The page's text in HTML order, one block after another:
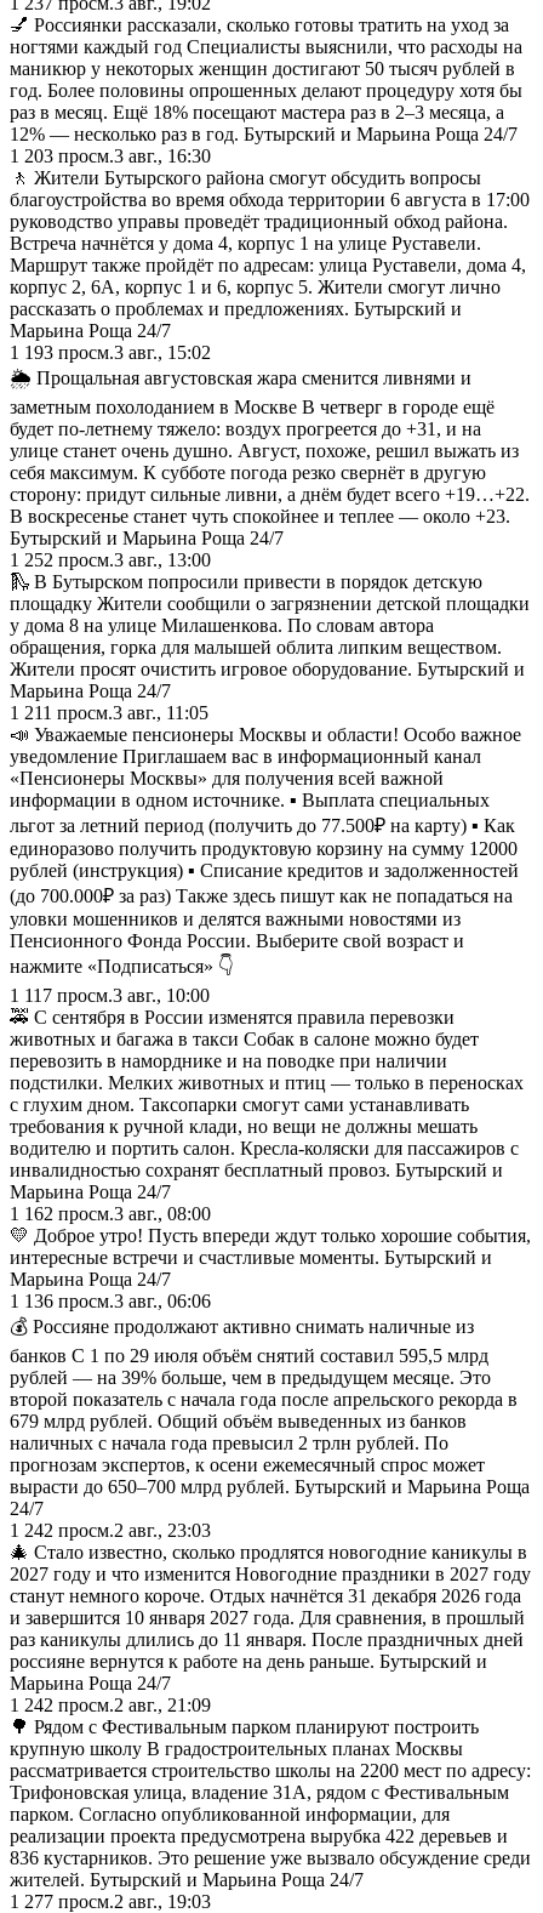
💅 Россиянки рассказали, сколько готовы тратить на уход за
ногтями каждый год Специалисты выяснили, что расходы на
маникюр у некоторых женщин достигают 50 тысяч рублей в
год. Более половины опрошенных делают процедуру хотя бы
раз в месяц. Ещё 18% посещают мастера раз в 2–3 месяца, а
12% — несколько раз в год. Бутырский и Марьина Роща 24/7
1 203 просм.3 авг., 16:30
🚶 Жители Бутырского района смогут обсудить вопросы
благоустройства во время обхода территории 6 августа в 17:00
руководство управы проведёт традиционный обход района.
Встреча начнётся у дома 4, корпус 1 на улице Руставели.
Маршрут также пройдёт по адресам: улица Руставели, дома 4,
корпус 2, 6А, корпус 1 и 6, корпус 5. Жители смогут лично
рассказать о проблемах и предложениях. Бутырский и
Марьина Роща 24/7
1 193 просм.3 авг., 15:02
🌦 Прощальная августовская жара сменится ливнями и
заметным похолоданием в Москве В четверг в городе ещё
будет по-летнему тяжело: воздух прогреется до +31, и на
улице станет очень душно. Август, похоже, решил выжать из
себя максимум. К субботе погода резко свернёт в другую
сторону: придут сильные ливни, а днём будет всего +19…+22.
В воскресенье станет чуть спокойнее и теплее — около +23.
Бутырский и Марьина Роща 24/7
1 252 просм.3 авг., 13:00
🛝 В Бутырском попросили привести в порядок детскую
площадку Жители сообщили о загрязнении детской площадки
у дома 8 на улице Милашенкова. По словам автора
обращения, горка для малышей облита липким веществом.
Жители просят очистить игровое оборудование. Бутырский и
Марьина Роща 24/7
1 211 просм.3 авг., 11:05
📣 Уважаемые пенсионеры Москвы и области! Особо важное
уведомление Приглашаем вас в информационный канал
«Пенсионеры Москвы» для получения всей важной
информации в одном источнике. ▪️ Выплата специальных
льгот за летний период (получить до 77.500₽ на карту) ▪️ Как
единоразово получить продуктовую корзину на сумму 12000
рублей (инструкция) ▪️ Списание кредитов и задолженностей
(до 700.000₽ за раз) Также здесь пишут как не попадаться на
уловки мошенников и делятся важными новостями из
Пенсионного Фонда России. Выберите свой возраст и
нажмите «Подписаться» 👇
1 117 просм.3 авг., 10:00
🚕 С сентября в России изменятся правила перевозки
животных и багажа в такси Собак в салоне можно будет
перевозить в наморднике и на поводке при наличии
подстилки. Мелких животных и птиц — только в переносках
с глухим дном. Таксопарки смогут сами устанавливать
требования к ручной клади, но вещи не должны мешать
водителю и портить салон. Кресла-коляски для пассажиров с
инвалидностью сохранят бесплатный провоз. Бутырский и
Марьина Роща 24/7
1 162 просм.3 авг., 08:00
💛 Доброе утро! Пусть впереди ждут только хорошие события,
интересные встречи и счастливые моменты. Бутырский и
Марьина Роща 24/7
1 136 просм.3 авг., 06:06
💰 Россияне продолжают активно снимать наличные из
банков С 1 по 29 июля объём снятий составил 595,5 млрд
рублей — на 39% больше, чем в предыдущем месяце. Это
второй показатель с начала года после апрельского рекорда в
679 млрд рублей. Общий объём выведенных из банков
наличных с начала года превысил 2 трлн рублей. По
прогнозам экспертов, к осени ежемесячный спрос может
вырасти до 650–700 млрд рублей. Бутырский и Марьина Роща
24/7
1 242 просм.2 авг., 23:03
🎄 Стало известно, сколько продлятся новогодние каникулы в
2027 году и что изменится Новогодние праздники в 2027 году
станут немного короче. Отдых начнётся 31 декабря 2026 года
и завершится 10 января 2027 года. Для сравнения, в прошлый
раз каникулы длились до 11 января. После праздничных дней
россияне вернутся к работе на день раньше. Бутырский и
Марьина Роща 24/7
1 242 просм.2 авг., 21:09
🌳 Рядом с Фестивальным парком планируют построить
крупную школу В градостроительных планах Москвы
рассматривается строительство школы на 2200 мест по адресу:
Трифоновская улица, владение 31А, рядом с Фестивальным
парком. Согласно опубликованной информации, для
реализации проекта предусмотрена вырубка 422 деревьев и
836 кустарников. Это решение уже вызвало обсуждение среди
жителей. Бутырский и Марьина Роща 24/7
1 277 просм.2 авг., 19:03